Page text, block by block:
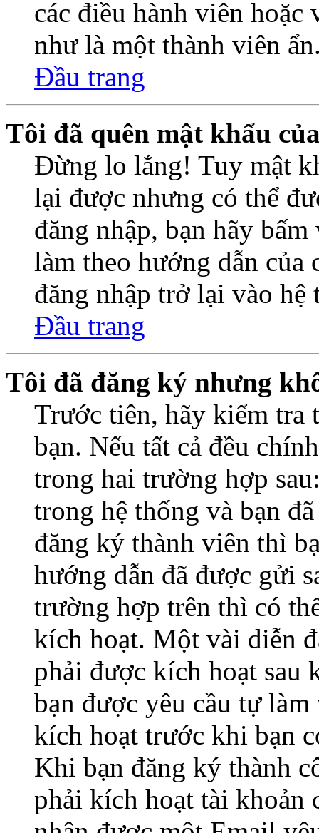
các điều hành viên
như là một thành viên
Đầu trang
Tôi đã quên mật khẩu
Đừng lo lắng! Tuy mật
lại được nhưng có thể
đăng nhập, bạn hãy
làm theo hướng dẫn của
đăng nhập trở lại vào hệ
Đầu trang
Tôi đã đăng ký nhưng
Trước tiên, hãy kiểm tra
bạn. Nếu tất cả đều
trong hai trường hợp
trong hệ thống và bạn
đăng ký thành viên thì
hướng dẫn đã được gửi
trường hợp trên thì có
kích hoạt. Một vài diễn
phải được kích hoạt sau
bạn được yêu cầu tự
kích hoạt trước khi bạn
Khi bạn đăng ký thành
phải kích hoạt tài khoản